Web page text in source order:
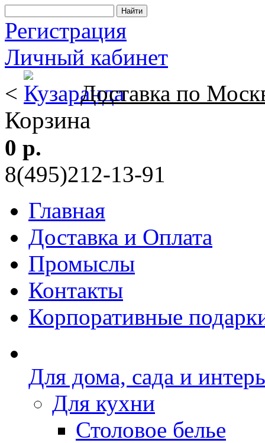
Регистрация
Личный кабинет
<
Доставка по
Корзина
0 р.
8(495)212-13-91
Главная
Доставка и Оплата
Промыслы
Контакты
Корпоративные
Для дома, сада и
Для кухни
Столовое белье